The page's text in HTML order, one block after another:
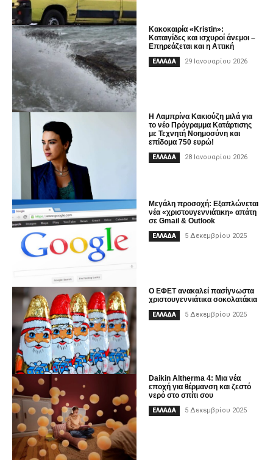
Kακοκαιρία «Kristin»:
Καταιγίδες και ισχυροί άνεμοι –
Επηρεάζεται και η Αττική
ΕΛΛΑΔΑ 29 Ιανουαρίου 2026
Η Λαμπρίνα Κακιούζη μιλά για
το νέο Πρόγραμμα Κατάρτισης
με Τεχνητή Νοημοσύνη και
επίδομα 750 ευρώ!
ΕΛΛΑΔΑ 28 Ιανουαρίου 2026
Μεγάλη προσοχή: Εξαπλώνεται
νέα «χριστουγεννιάτικη» απάτη
σε Gmail & Outlook
ΕΛΛΑΔΑ 5 Δεκεμβρίου 2025
Ο ΕΦΕΤ ανακαλεί πασίγνωστα
χριστουγεννιάτικα σοκολατάκια
ΕΛΛΑΔΑ 5 Δεκεμβρίου 2025
Daikin Altherma 4: Μια νέα
εποχή για θέρμανση και ζεστό
νερό στο σπίτι σου
ΕΛΛΑΔΑ 5 Δεκεμβρίου 2025